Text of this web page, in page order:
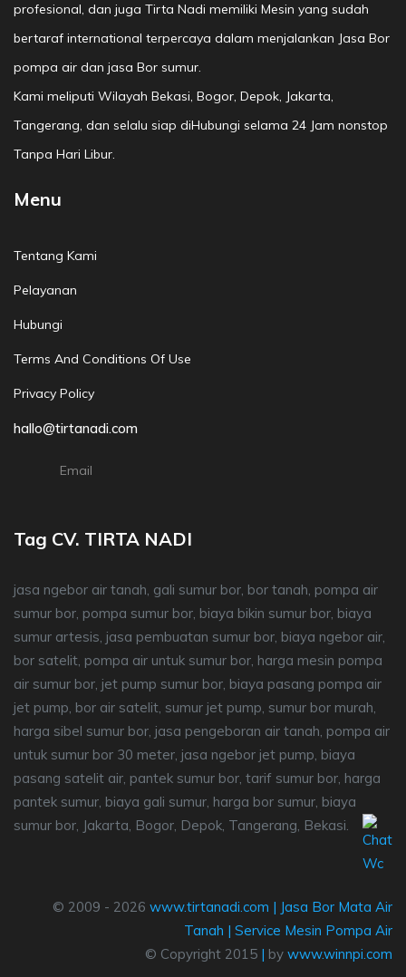
profesional, dan juga Tirta Nadi memiliki Mesin yang sudah
bertaraf international terpercaya dalam menjalankan Jasa Bor
pompa air dan jasa Bor sumur.
Kami meliputi Wilayah Bekasi, Bogor, Depok, Jakarta,
Tangerang, dan selalu siap diHubungi selama 24 Jam nonstop
Tanpa Hari Libur.
Menu
Tentang Kami
Pelayanan
Hubungi
Terms And Conditions Of Use
Privacy Policy
hallo@tirtanadi.com
Email
Tag CV. TIRTA NADI
jasa ngebor air tanah, gali sumur bor, bor tanah, pompa air
sumur bor, pompa sumur bor, biaya bikin sumur bor, biaya
sumur artesis, jasa pembuatan sumur bor, biaya ngebor air,
bor satelit, pompa air untuk sumur bor, harga mesin pompa
air sumur bor, jet pump sumur bor, biaya pasang pompa air
jet pump, bor air satelit, sumur jet pump, sumur bor murah,
harga sibel sumur bor, jasa pengeboran air tanah, pompa air
untuk sumur bor 30 meter, jasa ngebor jet pump, biaya
pasang satelit air, pantek sumur bor, tarif sumur bor, harga
pantek sumur, biaya gali sumur, harga bor sumur, biaya
sumur bor, Jakarta, Bogor, Depok, Tangerang, Bekasi.
© 2009 - 2026 www.tirtanadi.com | Jasa Bor Mata Air
Tanah | Service Mesin Pompa Air
© Copyright 2015 | by www.winnpi.com